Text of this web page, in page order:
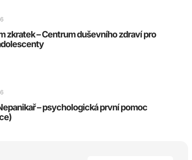
zkratek – Centrum duševního zdraví pro
– psychologická první pomoc